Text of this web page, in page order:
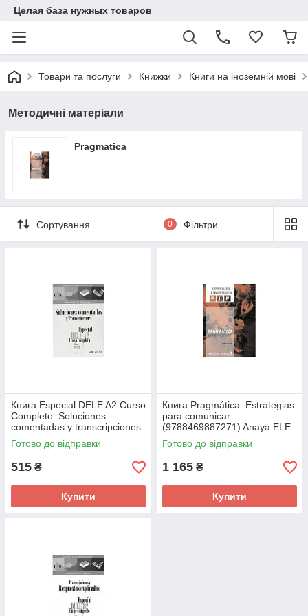
Целая база нужных товаров
Товари та послуги Книжки Книги на іноземній мові
Методичні матеріали
Pragmatica
Сортування 0 Фільтри
Книга Especial DELE A2 Curso
Completo. Soluciones
comentadas y transcripciones
(Edición 2020)
(9788490817209) Edelsa
Готово до відправки
515 ₴
Купити
Книга Pragmática: Estrategias
para comunicar
(9788469887271) Anaya ELE
Готово до відправки
1 165 ₴
Купити